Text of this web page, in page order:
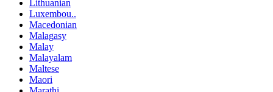
Lithuanian
Luxembou..
Macedonian
Malagasy
Malay
Malayalam
Maltese
Maori